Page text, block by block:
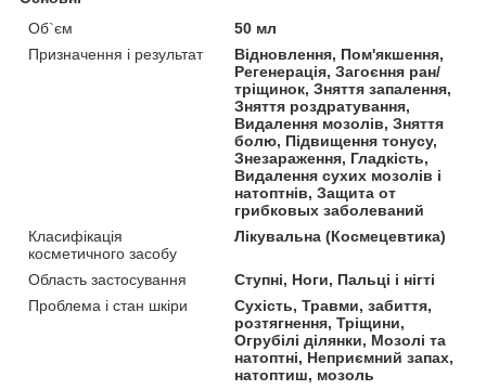
Об`єм
50 мл
Призначення і результат
Відновлення, Пом'якшення,
Регенерація, Загоєння ран/
тріщинок, Зняття запалення,
Зняття роздратування,
Видалення мозолів, Зняття
болю, Підвищення тонусу,
Знезараження, Гладкість,
Видалення сухих мозолів і
натоптнів, Защита от
грибковых заболеваний
Класифікація
косметичного засобу
Лікувальна (Космецевтика)
Область застосування
Ступні, Ноги, Пальці і нігті
Проблема і стан шкіри
Сухість, Травми, забиття,
розтягнення, Тріщини,
Огрубілі ділянки, Мозолі та
натоптні, Неприємний запах,
натоптиш, мозоль